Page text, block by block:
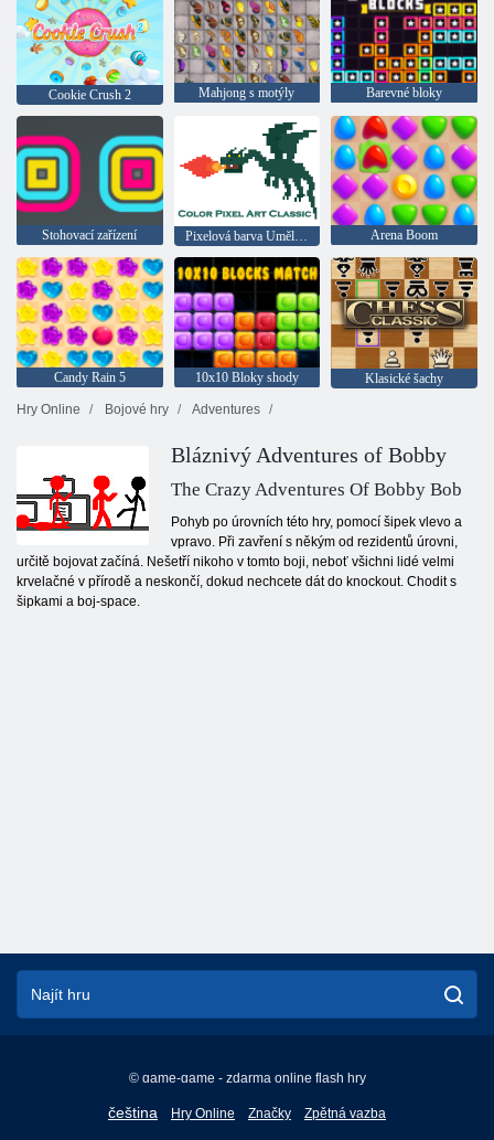
Cookie Crush 2 Mahjong s motýly Barevné bloky
Stohovací zařízení Pixelová barva Umělecká klasika Arena Boom
Candy Rain 5 10x10 Bloky shody
Klasické šachy
Hry Online
Bojové hry Adventures
Bláznivý Adventures of Bobby
The Crazy Adventures Of Bobby Bob
Pohyb po úrovních této hry, pomocí šipek vlevo a
vpravo. Při zavření s někým od rezidentů úrovni,
určitě bojovat začíná. Nešetří nikoho v tomto boji, neboť všichni lidé velmi
krvelačné v přírodě a neskončí, dokud nechcete dát do knockout. Chodit s
šipkami a boj-space.
© game-game - zdarma online flash hry
čeština
English
Hry Online Značky Zpětná vazba